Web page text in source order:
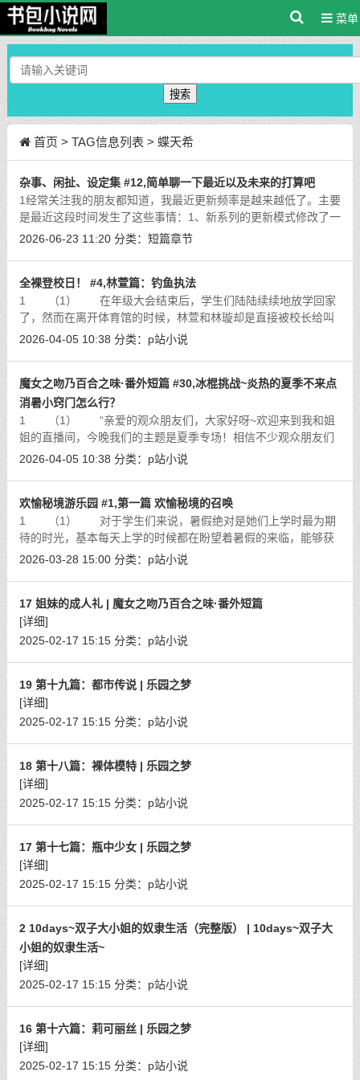
菜单
搜索
首页 > TAG信息列表 > 蝶天希
杂事、闲扯、设定集 #12,简单聊一下最近以及未来的打算吧
1经常关注我的朋友都知道，我最近更新频率是越来越低了。主要
是最近这段时间发生了这些事情：1、新系列的更新模式修改了一
下。最近在sf上开了新书《迷城幻梦》，妹吻世界观下、第四世
2026-06-23 11:20 分类： 短篇章节
全裸登校日！ #4,林萱篇：钓鱼执法
1 （1） 在年级大会结束后，学生们陆陆续续地放学回家
了，然而在离开体育馆的时候，林萱和林璇却是直接被校长给叫
到了办公室内，显然，在刚刚的惩罚结束后，校长依然还是有不
2026-04-05 10:38 分类： p站小说
魔女之吻乃百合之味·番外短篇 #30,冰棍挑战~炎热的夏季不来点
消暑小窍门怎么行？
1 （1） “亲爱的观众朋友们，大家好呀~欢迎来到我和姐
姐的直播间，今晚我们的主题是夏季专场！相信不少观众朋友们
都已经放暑假了吧？大家最近有什么想要分享的可以在直播间留
2026-04-05 10:38 分类： p站小说
欢愉秘境游乐园 #1,第一篇 欢愉秘境的召唤
1 （1） 对于学生们来说，暑假绝对是她们上学时最为期
待的时光，基本每天上学的时候都在盼望着暑假的来临，能够获
得两个月的自由时光，对于林萱姐妹来说自然也不例外，在学校
2026-03-28 15:00 分类： p站小说
17 姐妹的成人礼 | 魔女之吻乃百合之味·番外短篇
[详细]
2025-02-17 15:15 分类： p站小说
19 第十九篇：都市传说 | 乐园之梦
[详细]
2025-02-17 15:15 分类： p站小说
18 第十八篇：裸体模特 | 乐园之梦
[详细]
2025-02-17 15:15 分类： p站小说
17 第十七篇：瓶中少女 | 乐园之梦
[详细]
2025-02-17 15:15 分类： p站小说
2 10days~双子大小姐的奴隶生活（完整版） | 10days~双子大
小姐的奴隶生活~
[详细]
2025-02-17 15:15 分类： p站小说
16 第十六篇：莉可丽丝 | 乐园之梦
[详细]
2025-02-17 15:15 分类： p站小说